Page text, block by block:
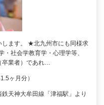
します。 ★北九州市にも同様求
・社会学教育学・心理学等、
業者）であれ…
ヶ月分）
天神大牟田線「津福駅」より